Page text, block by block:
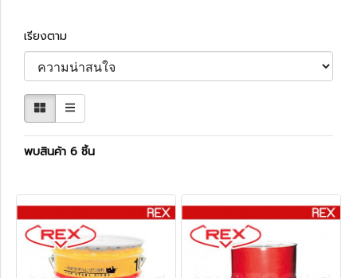
เรียงตาม
พบสินค้า 6 ชิ้น